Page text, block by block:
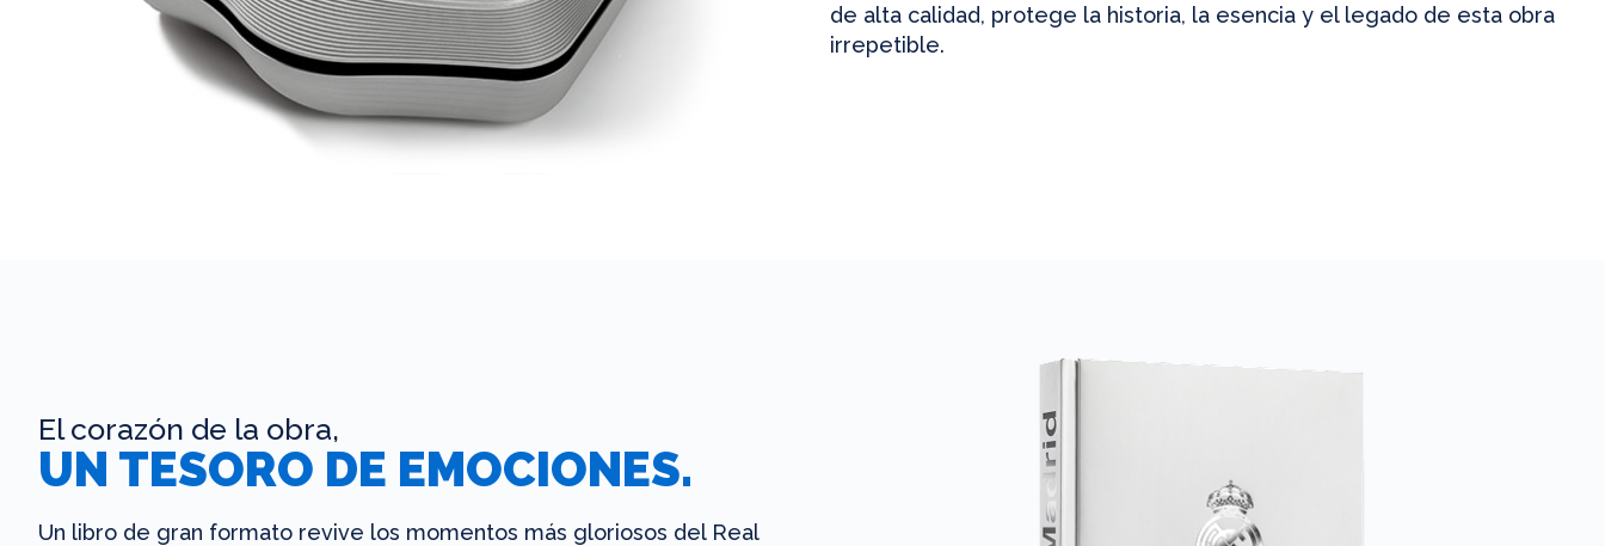
de alta calidad, protege la historia, la esencia y el legado de esta obra
irrepetible.
El corazón de la obra,
UN TESORO DE EMOCIONES.
Un libro de gran formato revive los momentos más gloriosos del Real